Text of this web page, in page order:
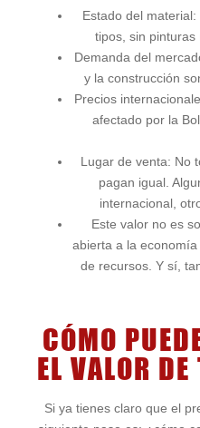
Estado del
tipos, sin pinturas
Demanda del
y la construcción
Precios
afectado por la
Lugar de venta: No
pagan igual.
internacional,
Este valor no es
abierta a la
de recursos. Y sí,
CÓMO
EL VALOR
Si ya tienes claro que el